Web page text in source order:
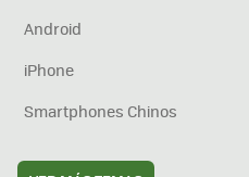
Android
iPhone
Smartphones Chinos